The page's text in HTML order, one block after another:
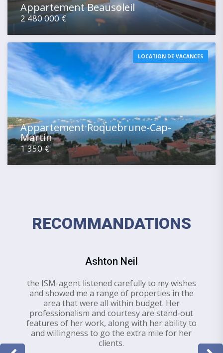
Appartement Beausoleil
2 480 000 €
LOCATION DE VACANCES
Appartement Roquebrune-Cap-
Martin
1 350 €
RECOMMANDATIONS
Ashton Neil
the ISM-agent listened carefully to my wishes
and showed me a range of properties in the
area that were all within budget. Her
professionalism and courtesy are stand-out
features of her work, along with her ability to
and willingness to go the extra mile for her
clients.